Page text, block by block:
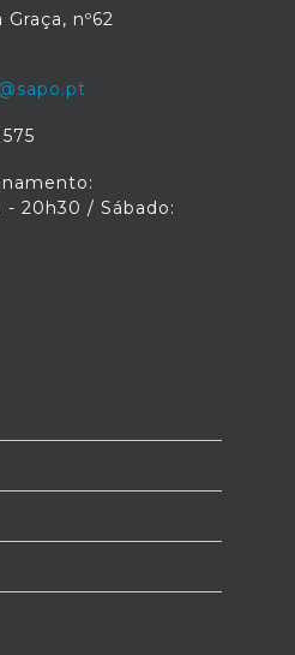
nº62
- 20h30 / Sábado: